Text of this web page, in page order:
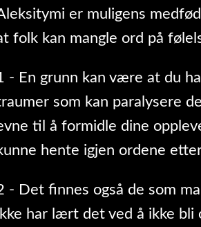
er muligens
folk kan mangle ord på
- En grunn kan være at du
som kan paralysere
til å formidle dine
hente igjen ordene
- Det finnes også de som
har lært det ved å ikke bli